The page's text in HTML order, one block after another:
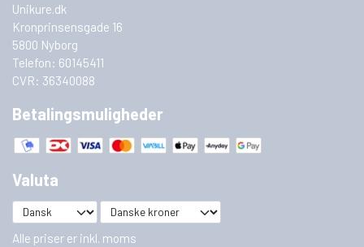
Unikure.dk
Kronprinsensgade 16
5800 Nyborg
Telefon: 60145411
CVR: 36340088
Betalingsmuligheder
Valuta
Alle priser er inkl. moms